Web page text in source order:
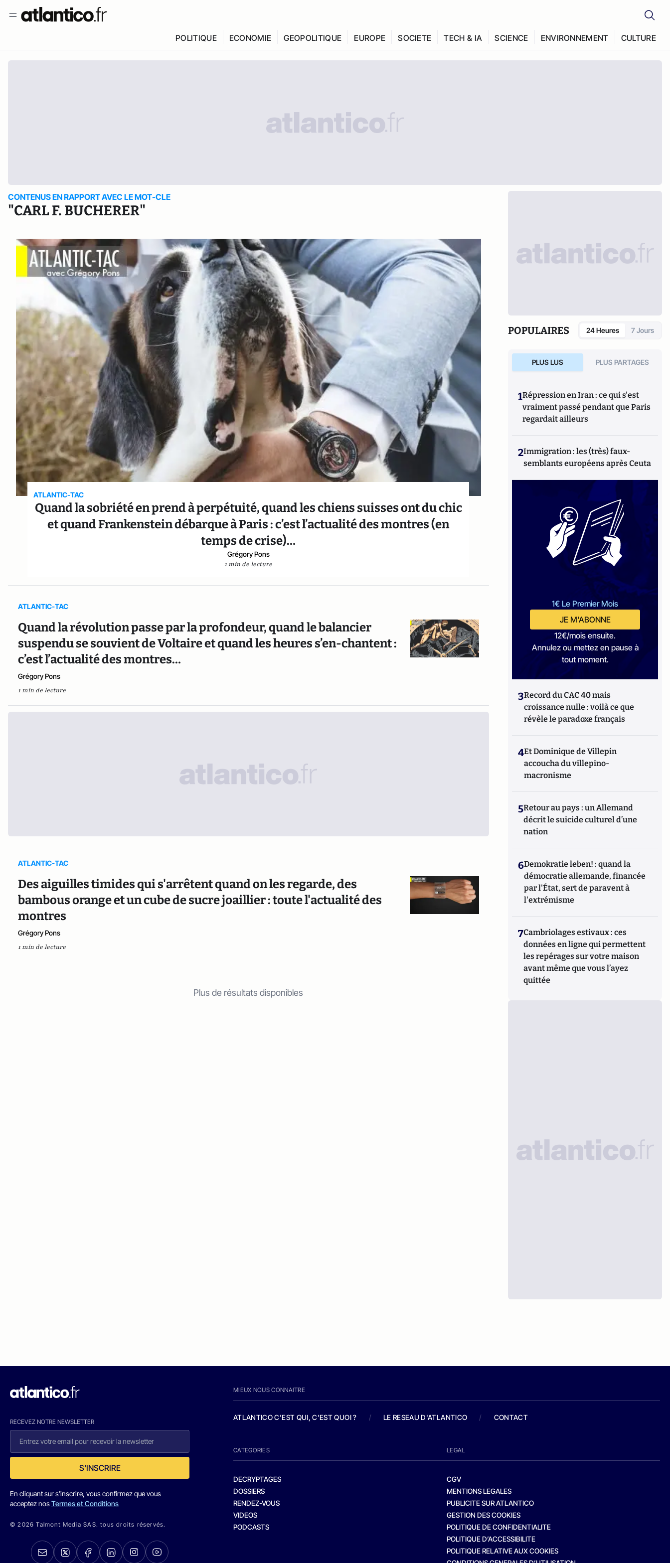
POLITIQUE ECONOMIE GEOPOLITIQUE EUROPE SOCIETE TECH & IA SCIENCE ENVIRONNEMENT CULTURE
CONTENUS EN RAPPORT AVEC LE MOT-CLE
"CARL F. BUCHERER"
ATLANTIC-TAC
Quand la sobriété en prend à perpétuité, quand les chiens suisses ont du chic
et quand Frankenstein débarque à Paris : c’est l’actualité des montres (en
temps de crise)…
Grégory Pons
1 min de lecture
ATLANTIC-TAC
Quand la révolution passe par la profondeur, quand le balancier
suspendu se souvient de Voltaire et quand les heures s’en-chantent :
c’est l’actualité des montres…
Grégory Pons
1 min de lecture
ATLANTIC-TAC
Des aiguilles timides qui s'arrêtent quand on les regarde, des
bambous orange et un cube de sucre joaillier : toute l'actualité des
montres
Grégory Pons
1 min de lecture
Plus de résultats disponibles
POPULAIRES 24 Heures 7 Jours
PLUS LUS PLUS PARTAGES
1Répression en Iran : ce qui s'est
vraiment passé pendant que Paris
regardait ailleurs
2Immigration : les (très) faux-
semblants européens après Ceuta
1€ Le Premier Mois
JE M'ABONNE
12€/mois ensuite.
Annulez ou mettez en pause à
tout moment.
3Record du CAC 40 mais
croissance nulle : voilà ce que
révèle le paradoxe français
4Et Dominique de Villepin
accoucha du villepino-
macronisme
5Retour au pays : un Allemand
décrit le suicide culturel d’une
nation
6Demokratie leben! : quand la
démocratie allemande, financée
par l'État, sert de paravent à
l'extrémisme
7Cambriolages estivaux : ces
données en ligne qui permettent
les repérages sur votre maison
avant même que vous l’ayez
quittée
RECEVEZ NOTRE NEWSLETTER
S'INSCRIRE
En cliquant sur s'inscrire, vous confirmez que vous
acceptez nosTermes et Conditions
© 2026 Talmont Media SAS. tous droits réservés.
MIEUX NOUS CONNAITRE
ATLANTICO C'EST QUI, C'EST QUOI ? / LE RESEAU D'ATLANTICO / CONTACT
CATEGORIES
DECRYPTAGES
DOSSIERS
RENDEZ-VOUS
VIDEOS
PODCASTS
LEGAL
CGV
MENTIONS LEGALES
PUBLICITE SUR ATLANTICO
GESTION DES COOKIES
POLITIQUE DE CONFIDENTIALITE
POLITIQUE D’ACCESSIBILITE
POLITIQUE RELATIVE AUX COOKIES